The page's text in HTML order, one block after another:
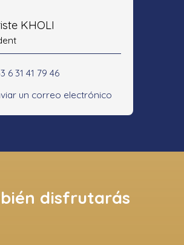
KHOLI
6 31 41 79 46
un correo electrónico
disfrutarás